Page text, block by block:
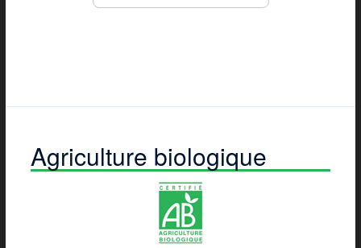
Agriculture biologique